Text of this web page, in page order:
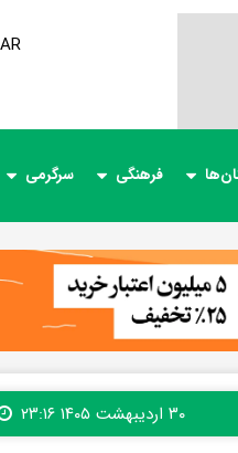
AR
فرهنگی سرگرمی
۳۰ اردیبهشت ۱۴۰۵ ۲۳:۱۶